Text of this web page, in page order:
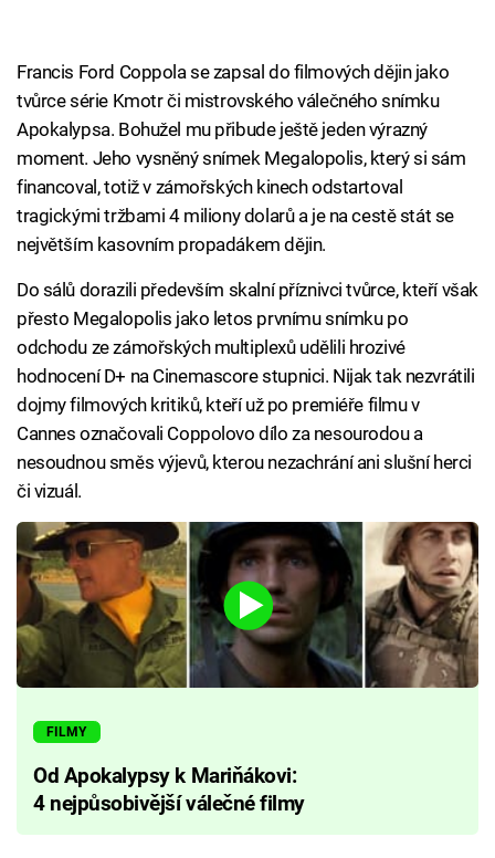
Francis Ford Coppola se zapsal do filmových dějin jako
tvůrce série Kmotr či mistrovského válečného snímku
Apokalypsa. Bohužel mu přibude ještě jeden výrazný
moment. Jeho vysněný snímek Megalopolis, který si sám
financoval, totiž v zámořských kinech odstartoval
tragickými tržbami 4 miliony dolarů a je na cestě stát se
největším kasovním propadákem dějin.
Do sálů dorazili především skalní příznivci tvůrce, kteří však
přesto Megalopolis jako letos prvnímu snímku po
odchodu ze zámořských multiplexů udělili hrozivé
hodnocení D+ na Cinemascore stupnici. Nijak tak nezvrátili
dojmy filmových kritiků, kteří už po premiéře filmu v
Cannes označovali Coppolovo dílo za nesourodou a
nesoudnou směs výjevů, kterou nezachrání ani slušní herci
či vizuál.
FILMY
Od Apokalypsy k Mariňákovi:
4 nejpůsobivější válečné filmy